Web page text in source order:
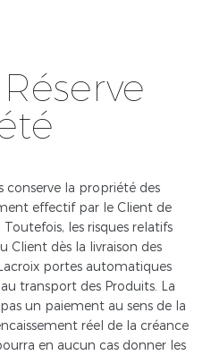
la propriété des
effectif par le Client de
les risques relatifs
Client dès la livraison des
portes automatiques
au transport des Produits. La
un paiement au sens de la
réel de la créance
en aucun cas donner les